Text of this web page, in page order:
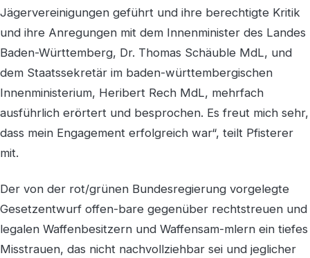
Jägervereinigungen geführt und ihre berechtigte Kritik
und ihre Anregungen mit dem Innenminister des Landes
Baden-Württemberg, Dr. Thomas Schäuble MdL, und
dem Staatssekretär im baden-württembergischen
Innenministerium, Heribert Rech MdL, mehrfach
ausführlich erörtert und besprochen. Es freut mich sehr,
dass mein Engagement erfolgreich war“, teilt Pfisterer
mit.
Der von der rot/grünen Bundesregierung vorgelegte
Gesetzentwurf offen-bare gegenüber rechtstreuen und
legalen Waffenbesitzern und Waffensam-mlern ein tiefes
Misstrauen, das nicht nachvollziehbar sei und jeglicher